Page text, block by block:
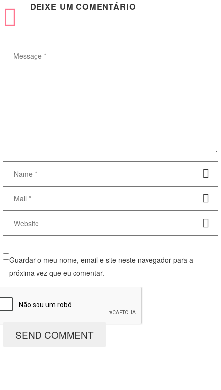
DEIXE UM COMENTÁRIO
Guardar o meu nome, email e site neste navegador para a
próxima vez que eu comentar.
SEND COMMENT